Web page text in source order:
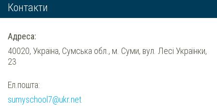
Контакти
Адреса:
40020, Україна, Сумська обл., м. Суми, вул. Лесі Українки,
23
Ел.пошта:
sumyschool7@ukr.net